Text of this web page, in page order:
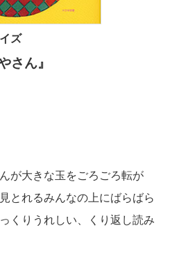
ズ
さん』
が大きな玉をごろごろ転が
とれるみんなの上にばらばら
くりうれしい、くり返し読み